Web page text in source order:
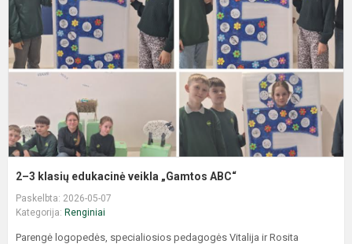
2–3 klasių edukacinė veikla „Gamtos ABC“
Paskelbta: 2026-05-07
Kategorija: Renginiai
Parengė logopedės, specialiosios pedagogės Vitalija ir Rosita